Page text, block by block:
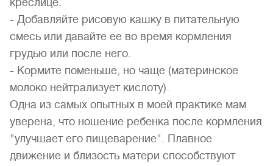
креслице.
- Добавляйте рисовую кашку в питательную
смесь или давайте ее во время кормления
грудью или после него.
- Кормите поменьше, но чаще (материнское
молоко нейтрализует кислоту).
Одна из самых опытных в моей практике мам
уверена, что ношение ребенка после кормления
"улучшает его пищеварение". Плавное
движение и близость матери способствуют